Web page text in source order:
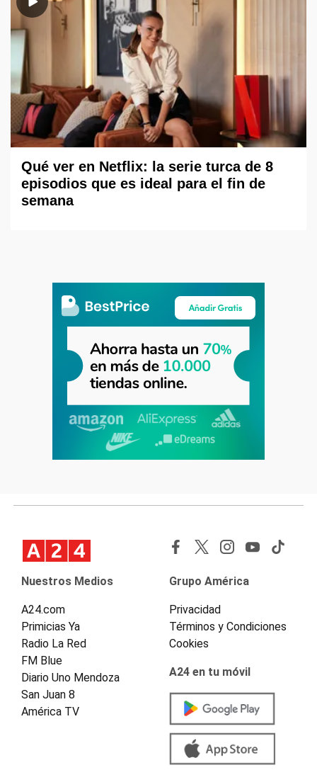
Qué ver en Netflix: la serie turca de 8
episodios que es ideal para el fin de
semana
Nuestros Medios
A24.com
Primicias Ya
Radio La Red
FM Blue
Diario Uno Mendoza
San Juan 8
América TV
Grupo América
Privacidad
Términos y Condiciones
Cookies
A24 en tu móvil